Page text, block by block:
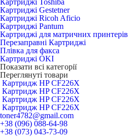
Картриджі Toshiba
Картриджі Gestetner
Картриджі Ricoh Aficio
Картриджі Pantum
Картриджі для матричних принтерів
Перезаправні Картриджі
Плівка для факса
Картриджі OKI
Показати всі категорії
Переглянуті товари
Картридж HP CF226X
Картридж HP CF226X
Картридж HP CF226X
Картридж HP CF226X
toner4782@gmail.com
+38 (096) 088-64-98
+38 (073) 043-73-09